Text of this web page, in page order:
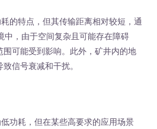
特点，但其传输距离相对较短，通
中，由于空间复杂且可能存在障碍
可能受到影响。此外，矿井内的地
信号衰减和干扰。
耗，但在某些高要求的应用场景